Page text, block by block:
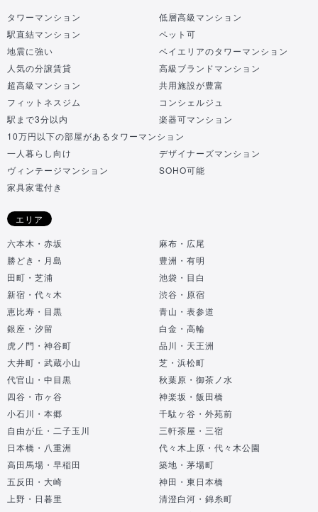
タワーマンション
低層高級マンション
駅直結マンション
ペット可
地震に強い
ベイエリアのタワーマンション
人気の分譲賃貸
高級ブランドマンション
超高級マンション
共用施設が豊富
フィットネスジム
コンシェルジュ
駅まで3分以内
楽器可マンション
10万円以下の部屋があるタワーマンション
一人暮らし向け
デザイナーズマンション
ヴィンテージマンション
SOHO可能
家具家電付き
エリア
六本木・赤坂
麻布・広尾
勝どき・月島
豊洲・有明
田町・芝浦
池袋・目白
新宿・代々木
渋谷・原宿
恵比寿・目黒
青山・表参道
銀座・汐留
白金・高輪
虎ノ門・神谷町
品川・天王洲
大井町・武蔵小山
芝・浜松町
代官山・中目黒
秋葉原・御茶ノ水
四谷・市ヶ谷
神楽坂・飯田橋
小石川・本郷
千駄ヶ谷・外苑前
自由が丘・二子玉川
三軒茶屋・三宿
日本橋・八重洲
代々木上原・代々木公園
高田馬場・早稲田
築地・茅場町
五反田・大崎
神田・東日本橋
上野・日暮里
清澄白河・錦糸町